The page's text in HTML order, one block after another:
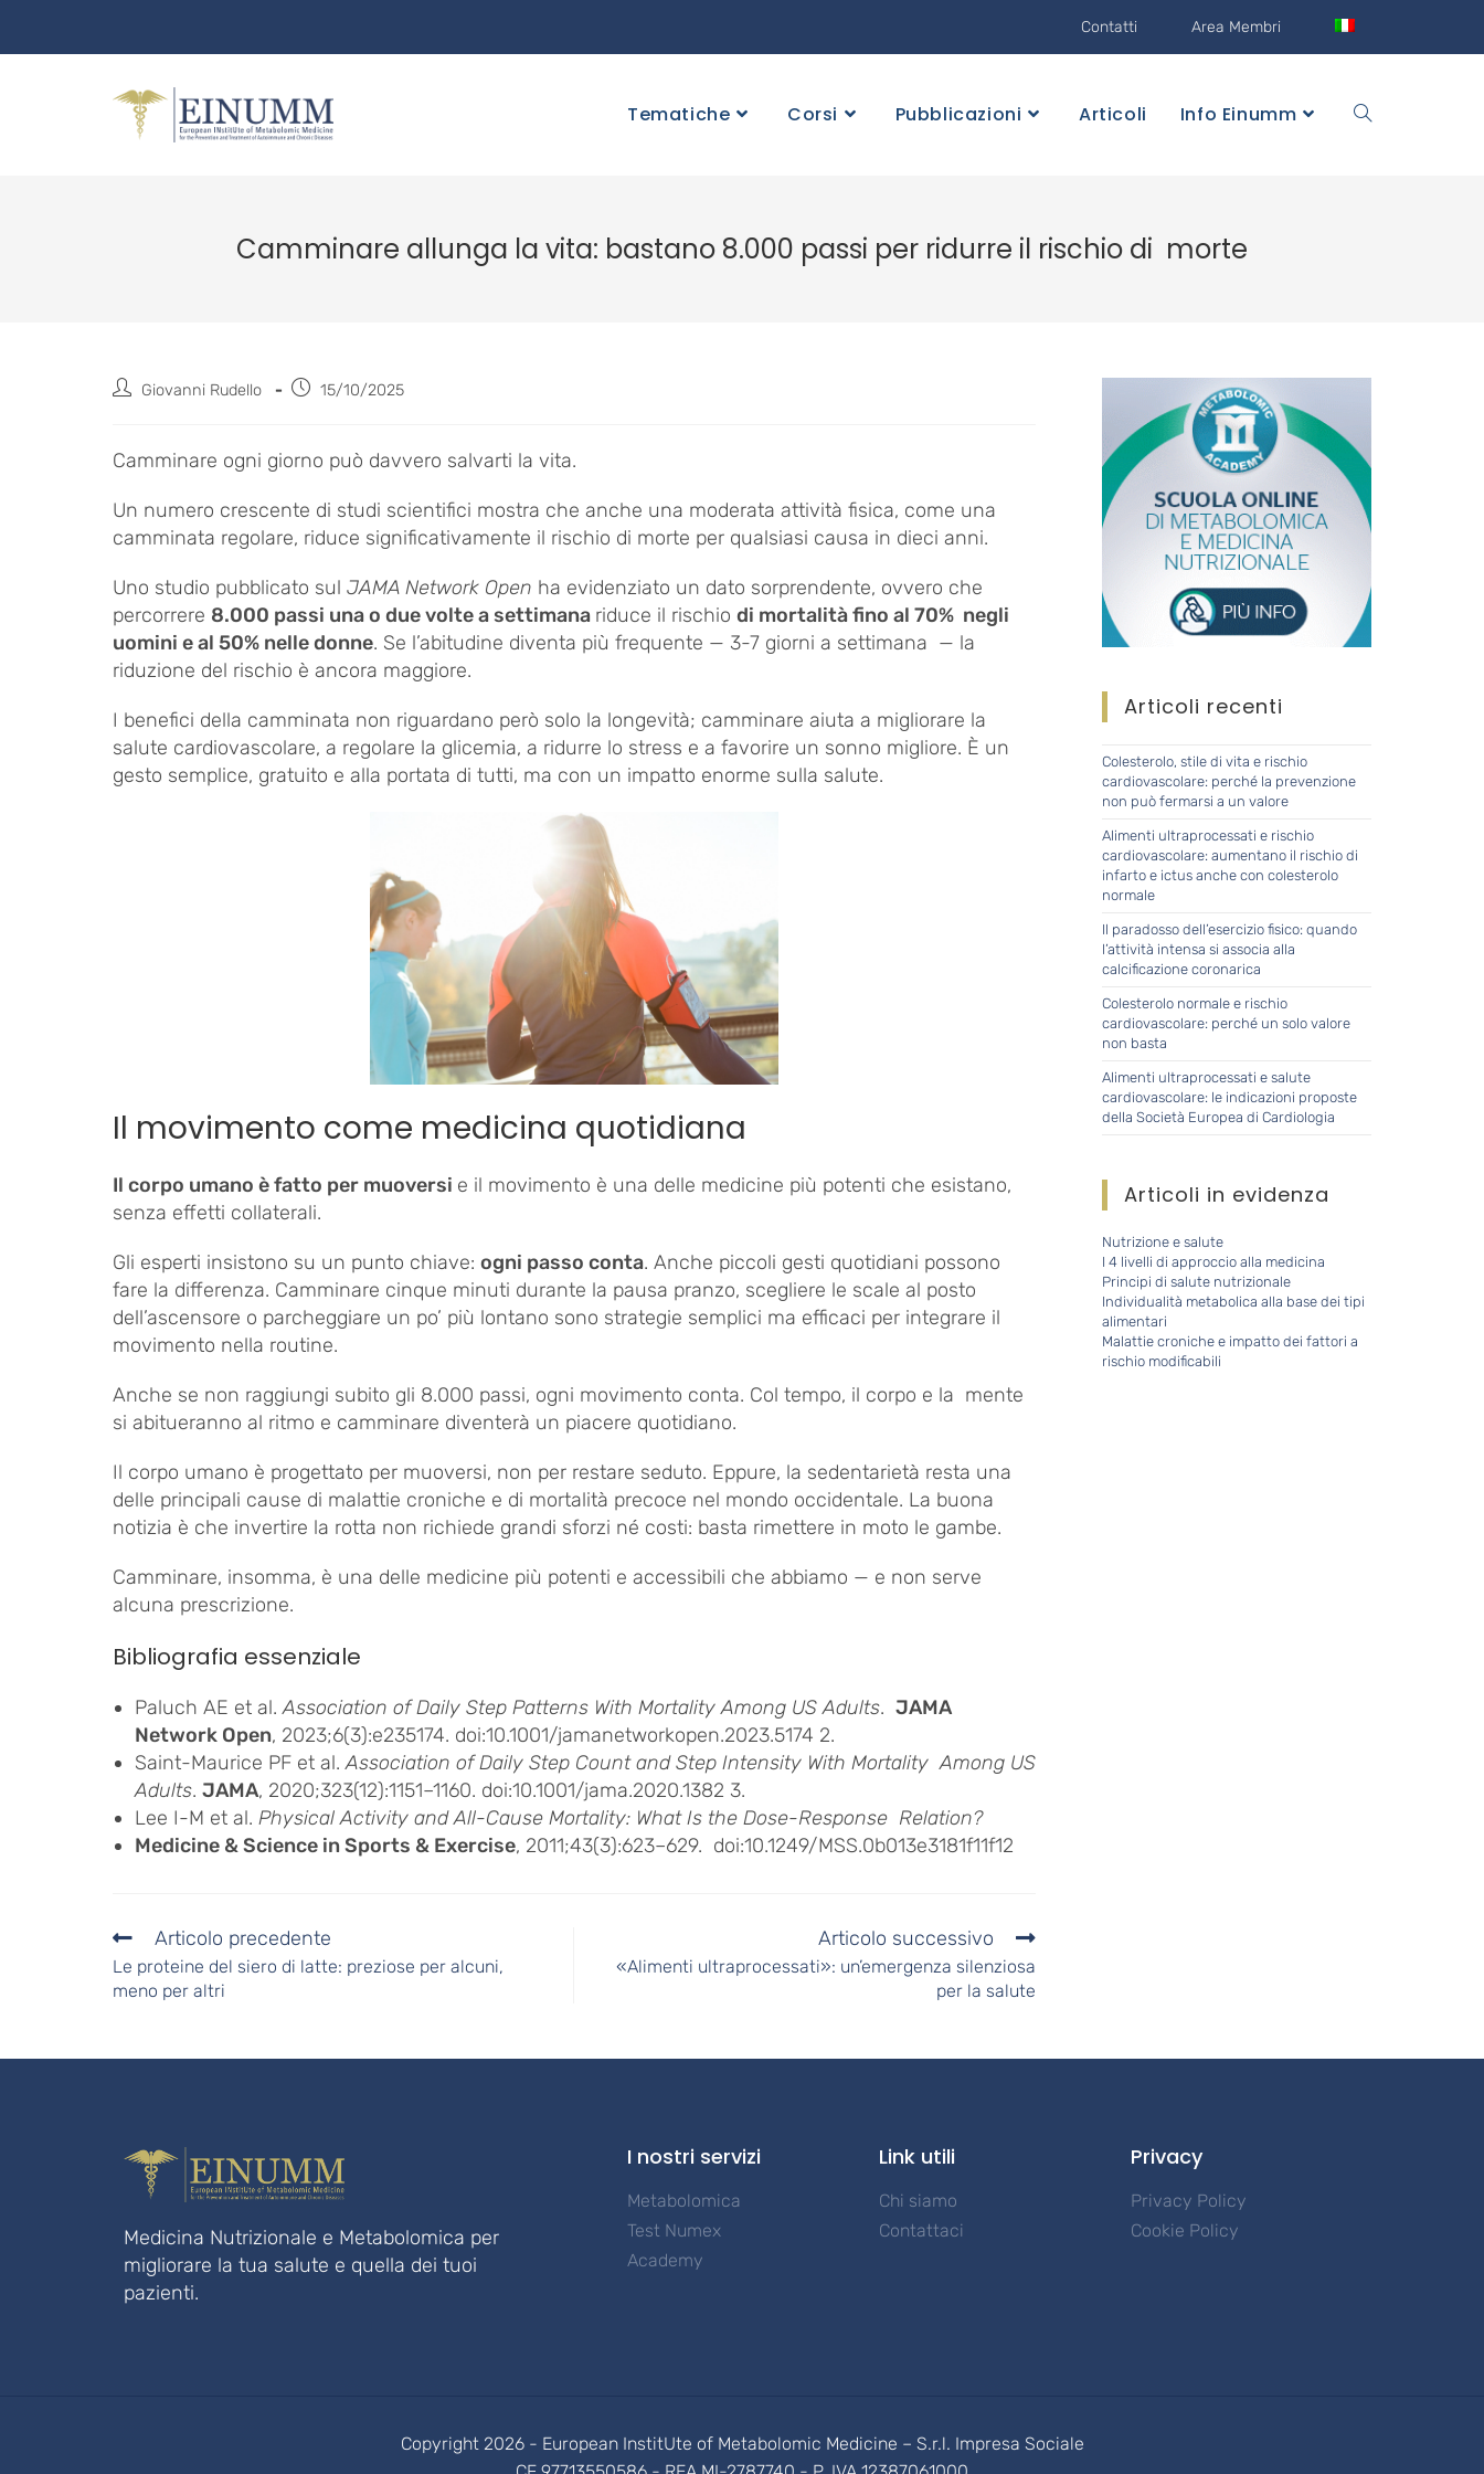
Contatti Area Membri
Tematiche Corsi Pubblicazioni Articoli Info Einumm
Camminare allunga la vita: bastano 8.000 passi per ridurre il rischio di morte
Giovanni Rudello 15/10/2025
Camminare ogni giorno può davvero salvarti la vita.
Un numero crescente di studi scientifici mostra che anche una moderata attività fisica, come una
camminata regolare, riduce significativamente il rischio di morte per qualsiasi causa in dieci anni.
Uno studio pubblicato sul JAMA Network Open ha evidenziato un dato sorprendente, ovvero che
percorrere 8.000 passi una o due volte a settimana riduce il rischio di mortalità fino al 70% negli
uomini e al 50% nelle donne. Se l’abitudine diventa più frequente — 3-7 giorni a settimana — la
riduzione del rischio è ancora maggiore.
I benefici della camminata non riguardano però solo la longevità; camminare aiuta a migliorare la
salute cardiovascolare, a regolare la glicemia, a ridurre lo stress e a favorire un sonno migliore. È un
gesto semplice, gratuito e alla portata di tutti, ma con un impatto enorme sulla salute.
Il movimento come medicina quotidiana
Il corpo umano è fatto per muoversi e il movimento è una delle medicine più potenti che esistano,
senza effetti collaterali.
Gli esperti insistono su un punto chiave: ogni passo conta. Anche piccoli gesti quotidiani possono
fare la differenza. Camminare cinque minuti durante la pausa pranzo, scegliere le scale al posto
dell’ascensore o parcheggiare un po’ più lontano sono strategie semplici ma efficaci per integrare il
movimento nella routine.
Anche se non raggiungi subito gli 8.000 passi, ogni movimento conta. Col tempo, il corpo e la mente
si abitueranno al ritmo e camminare diventerà un piacere quotidiano.
Il corpo umano è progettato per muoversi, non per restare seduto. Eppure, la sedentarietà resta una
delle principali cause di malattie croniche e di mortalità precoce nel mondo occidentale. La buona
notizia è che invertire la rotta non richiede grandi sforzi né costi: basta rimettere in moto le gambe.
Camminare, insomma, è una delle medicine più potenti e accessibili che abbiamo — e non serve
alcuna prescrizione.
Bibliografia essenziale
Paluch AE et al.Association of Daily Step Patterns With Mortality Among US Adults. JAMA
Network Open, 2023;6(3):e235174. doi:10.1001/jamanetworkopen.2023.5174 2.
Saint-Maurice PF et al.Association of Daily Step Count and Step Intensity With Mortality Among US
Adults. JAMA, 2020;323(12):1151–1160. doi:10.1001/jama.2020.1382 3.
Lee I-M et al. Physical Activity and All-Cause Mortality: What Is the Dose-Response Relation?
Medicine & Science in Sports & Exercise, 2011;43(3):623–629. doi:10.1249/MSS.0b013e3181f11f12
Articolo precedente
Le proteine del siero di latte: preziose per alcuni,
meno per altri
Articolo successivo
«Alimenti ultraprocessati»: un’emergenza silenziosa
per la salute
Articoli recenti
Colesterolo, stile di vita e rischio
cardiovascolare: perché la prevenzione
non può fermarsi a un valore
Alimenti ultraprocessati e rischio
cardiovascolare: aumentano il rischio di
infarto e ictus anche con colesterolo
normale
Il paradosso dell’esercizio fisico: quando
l’attività intensa si associa alla
calcificazione coronarica
Colesterolo normale e rischio
cardiovascolare: perché un solo valore
non basta
Alimenti ultraprocessati e salute
cardiovascolare: le indicazioni proposte
della Società Europea di Cardiologia
Articoli in evidenza
Nutrizione e salute
I 4 livelli di approccio alla medicina
Principi di salute nutrizionale
Individualità metabolica alla base dei tipi
alimentari
Malattie croniche e impatto dei fattori a
rischio modificabili
Medicina Nutrizionale e Metabolomica per
migliorare la tua salute e quella dei tuoi
pazienti.
I nostri servizi
Metabolomica
Test Numex
Academy
Link utili
Chi siamo
Contattaci
Privacy
Privacy Policy
Cookie Policy
Copyright 2026 - European InstitUte of Metabolomic Medicine – S.r.l. Impresa Sociale